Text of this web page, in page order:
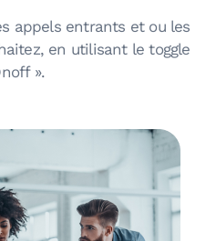
appels entrants et ou les
en utilisant le toggle
».